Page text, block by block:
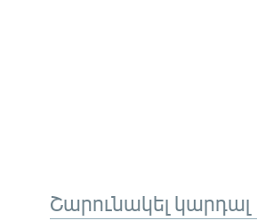
Շարունակել կարդալ